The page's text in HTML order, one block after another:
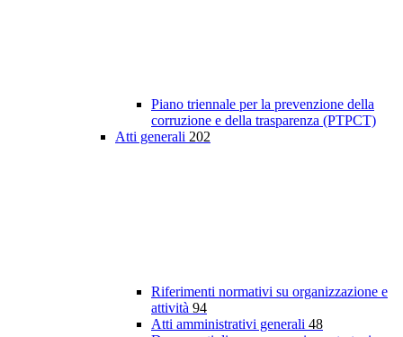
Piano triennale per la prevenzione della
corruzione e della trasparenza (PTPCT)
Atti generali 202
Riferimenti normativi su organizzazione e
attività 94
Atti amministrativi generali 48